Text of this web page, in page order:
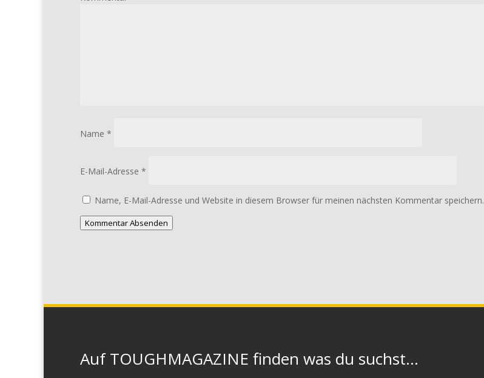
Name *
E-Mail-Adresse *
Name, E-Mail-Adresse und Website in diesem Browser für meinen nächsten Kommentar speichern.
Kommentar Absenden
Auf TOUGHMAGAZINE finden was du suchst...